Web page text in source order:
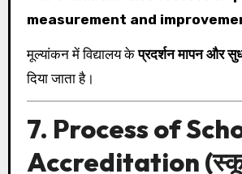
measurement and
मूल्यांकन में विद्यालय केप्रदर्शन मापन और
दिया जाता है।
7. Process of
Accreditation